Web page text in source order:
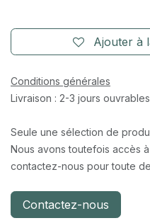
Ajouter à
Conditions générales
Livraison : 2-3 jours
Seule une sélection de
Nous avons toutefois accès
contactez-nous pour toute
Contactez-nous